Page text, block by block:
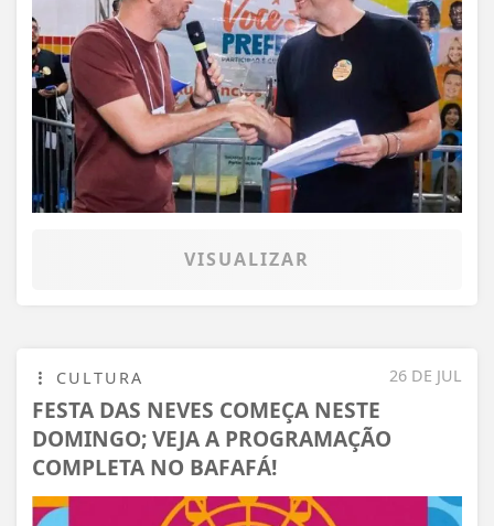
VISUALIZAR
26 DE JUL
CULTURA
FESTA DAS NEVES COMEÇA NESTE
DOMINGO; VEJA A PROGRAMAÇÃO
COMPLETA NO BAFAFÁ!